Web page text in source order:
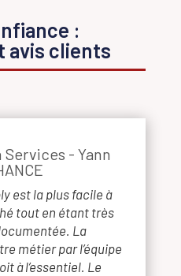
:
avis clients
- Yann
est la plus facile à
tout en étant très
La
métier par l’équipe
à l’essentiel. Le